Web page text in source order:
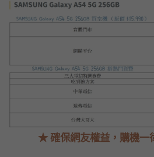
★ 確保網友權益，購機一